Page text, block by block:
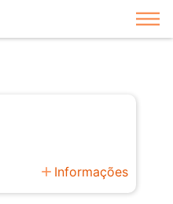
add Informações